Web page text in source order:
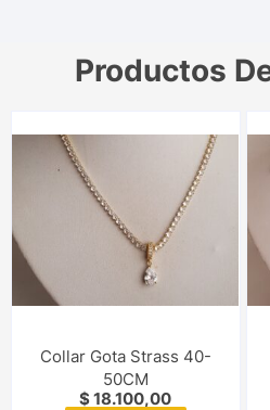
Productos
Collar Gota Strass 40-
50CM
$18.100,00